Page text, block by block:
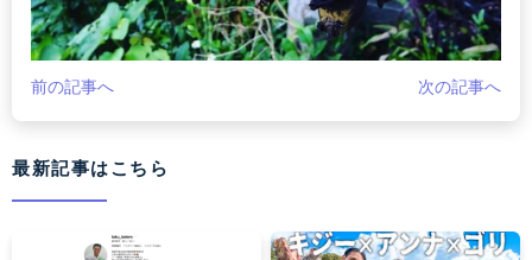
前の記事へ 次の記事へ
最新記事はこちら